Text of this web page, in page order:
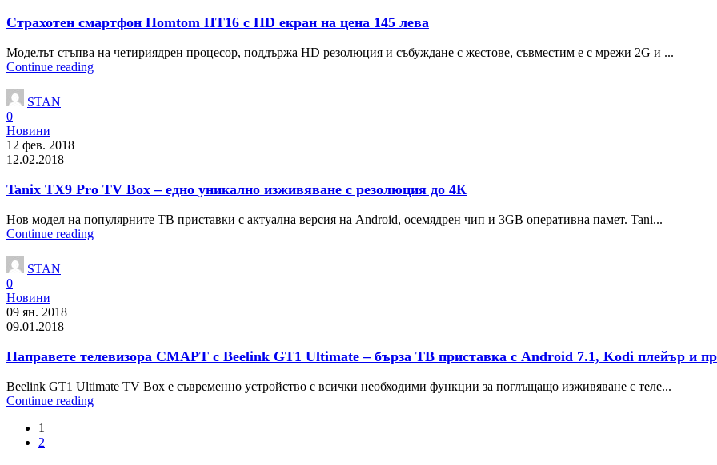
Страхотен смартфон Homtom HT16 с HD екран на цена 145 лева
Моделът стъпва на четириядрен процесор, поддържа HD резолюция и събуждане с жестове, съвместим е с мрежи 2G и ...
Continue reading
STAN
0
Новини
12 фев. 2018
12.02.2018
Tanix TX9 Pro TV Box – едно уникално изживяване с резолюция до 4К
Нов модел на популярните ТВ приставки с актуална версия на Android, осемядрен чип и 3GB оперативна памет. Tani...
Continue reading
STAN
0
Новини
09 ян. 2018
09.01.2018
Направете телевизора СМАРТ с Beelink GT1 Ultimate – бърза ТВ приставка с Android 7.1, Kodi плейър и
Beelink GT1 Ultimate TV Box е съвременно устройство с всички необходими функции за поглъщащо изживяване с теле...
Continue reading
1
2